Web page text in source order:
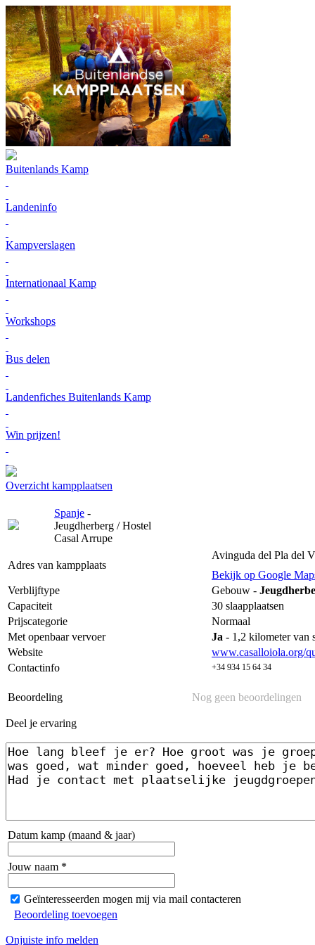
Buitenlands Kamp
Landeninfo
Kampverslagen
Internationaal Kamp
Workshops
Bus delen
Landenfiches Buitenlands Kamp
Win prijzen!
Overzicht kampplaatsen
Spanje -
Jeugdherberg / Hostel
Casal Arrupe
Adres van kampplaats
Avinguda del Pla del
Bekijk op Google
Verblijftype
Gebouw -
Capaciteit
30 slaapplaatsen
Prijscategorie
Normaal
Met openbaar vervoer
Ja - 1,2 kilometer van
Website
www.casalloiola.org/
Contactinfo
+34 934 15 64 34
Beoordeling Nog geen beoordelingen
Deel je ervaring
Datum kamp (maand & jaar)
Jouw naam *
Geïnteresseerden mogen mij via mail contacteren
Beoordeling toevoegen
Onjuiste info melden